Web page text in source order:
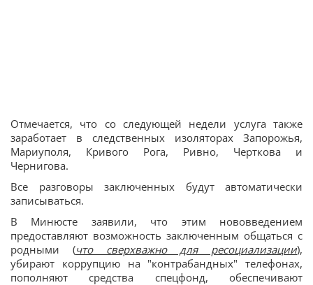
Отмечается, что со следующей недели услуга также
заработает в следственных изоляторах Запорожья,
Мариуполя, Кривого Рога, Ривно, Черткова и
Чернигова.
Все разговоры заключенных будут автоматически
записываться.
В Минюсте заявили, что этим нововведением
предоставляют возможность заключенным общаться с
родными (что сверхважно для ресоциализации),
убирают коррупцию на "контрабандных" телефонах,
пополняют средства спецфонд, обеспечивают